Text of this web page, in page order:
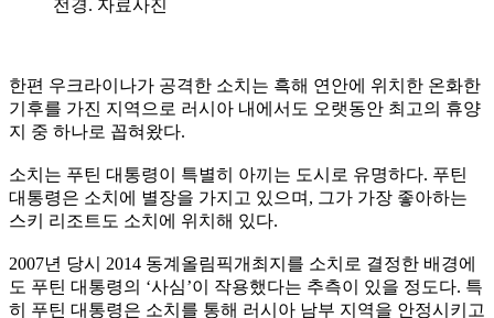
전경. 자료사진
한편 우크라이나가 공격한 소치는 흑해 연안에 위치한 온화한
기후를 가진 지역으로 러시아 내에서도 오랫동안 최고의 휴양
지 중 하나로 꼽혀왔다.
소치는 푸틴 대통령이 특별히 아끼는 도시로 유명하다. 푸틴
대통령은 소치에 별장을 가지고 있으며, 그가 가장 좋아하는
스키 리조트도 소치에 위치해 있다.
2007년 당시 2014 동계올림픽개최지를 소치로 결정한 배경에
도 푸틴 대통령의 ‘사심’이 작용했다는 추측이 있을 정도다. 특
히 푸틴 대통령은 소치를 통해 러시아 남부 지역을 안정시키고